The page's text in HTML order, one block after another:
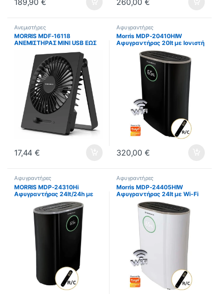
Ανεμιστήρες
MORRIS MDF-16118
ΑΝΕΜΙΣΤΗΡΑΣ MINI USB ΕΩΣ
17,44€
Αφυγραντήρες
Morris MDP-20410HIW
Αφυγραντήρας 20lt με Ιονιστή
και Wi-Fi Μαύρος ΕΩΣ 12
320,00€
Αφυγραντήρες
MORRIS MDP-24310Hi
Αφυγραντήρας 24lt/24h με
Ιονιστή ΕΩΣ 12 ΔΟΣΕΙΣ
Αφυγραντήρες
Morris MDP-24405HIW
Αφυγραντήρας 24lt με Wi-Fi
Λευκός ΕΩΣ 12 ΔΟΣΕΙΣ